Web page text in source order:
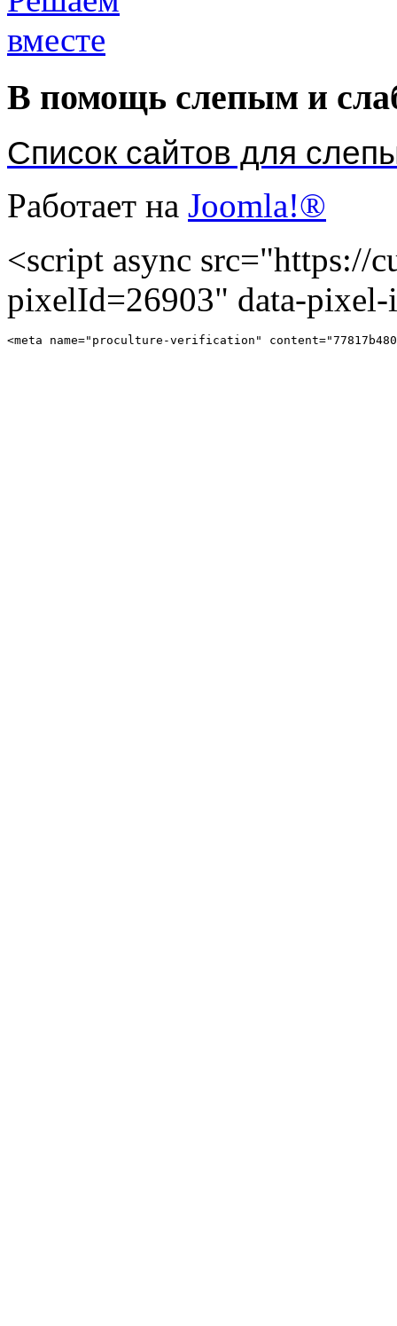
В помощь слепым и
Список сайтов для
Работает на Joomla!®
<script async src="https://
pixelId=26903" data-
<meta name="proculture-verification"